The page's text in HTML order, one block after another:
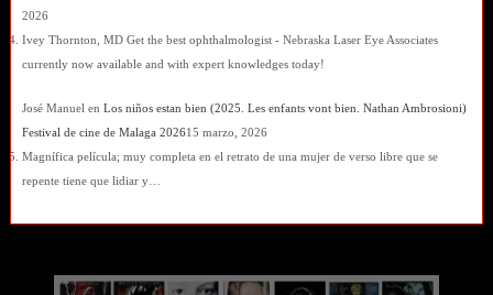
2026
Ivey Thornton, MD Get the best ophthalmologist - Nebraska Laser Eye Associates
currently now available and with expert knowledges today!
José Manuel en Los niños estan bien (2025. Les enfants vont bien. Nathan Ambrosioni)
Festival de cine de Malaga 202615 marzo, 2026
Magnífica película; muy completa en el retrato de una mujer de verso libre que se
repente tiene que lidiar y…